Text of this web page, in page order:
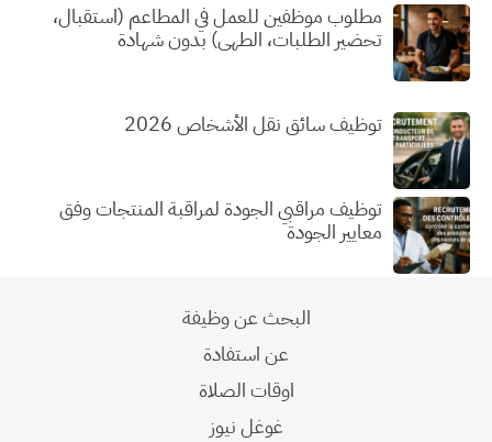
مطلوب موظفين للعمل في المطاعم (استقبال،
تحضير الطلبات، الطهي) بدون شهادة
توظيف سائق نقل الأشخاص 2026
توظيف مراقبي الجودة لمراقبة المنتجات وفق
معايير الجودة
البحث عن وظيفة
عن استفادة
اوقات الصلاة
غوغل نيوز